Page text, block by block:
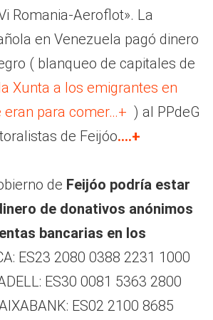
Romania-Aeroflot». La
en Venezuela pagó dinero
( blanqueo de capitales de
Xunta a los emigrantes en
eran para comer…+ ) al PPdeG
de Feijóo….+
de Feijóo podría estar
de donativos anónimos
bancarias en los
ES23 2080 0388 2231 1000
ES30 0081 5363 2800
ES02 2100 8685